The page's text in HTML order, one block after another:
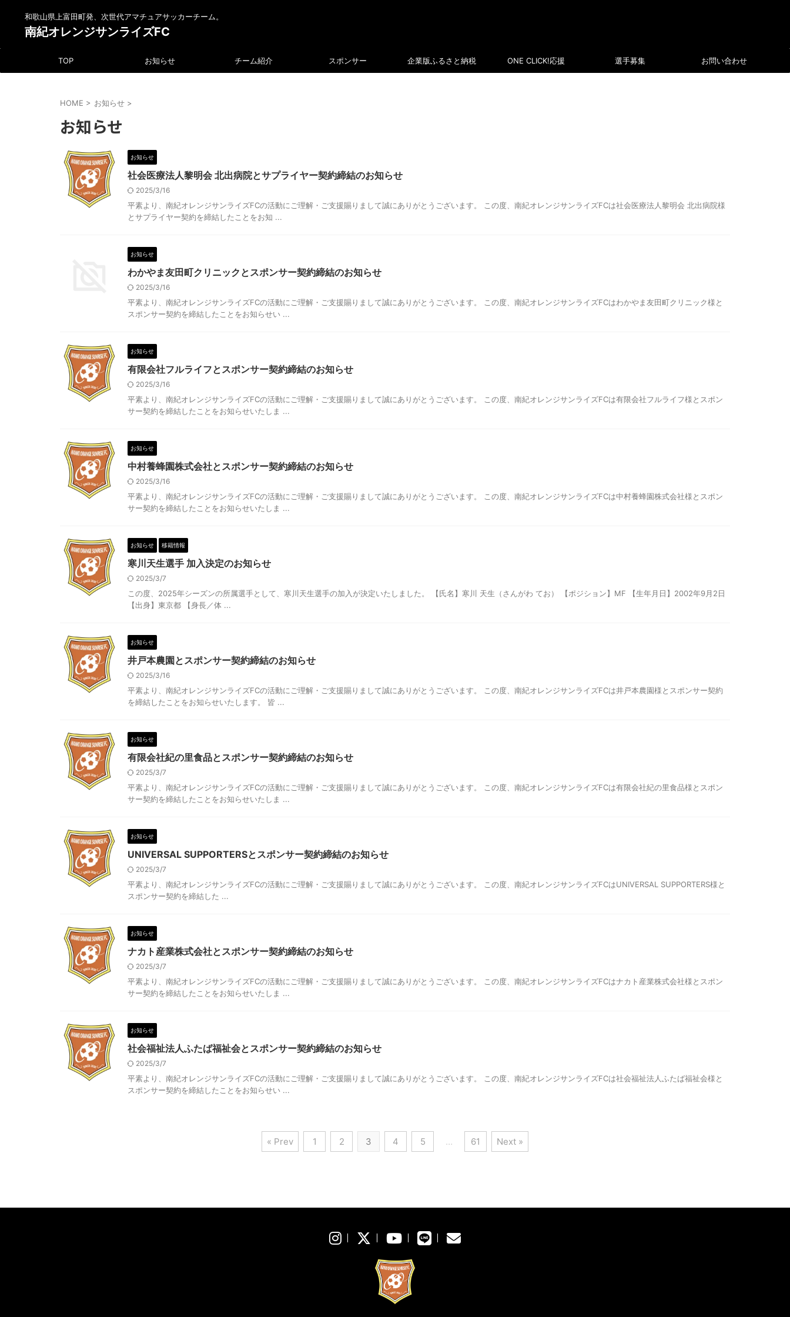
和歌山県上富田町発、次世代アマチュアサッカーチーム。
南紀オレンジサンライズFC
TOP お知らせ チーム紹介 スポンサー 企業版ふるさと納税 ONE CLICK!応援 選手募集 お問い合わせ
HOME > お知らせ >
お知らせ
お知らせ
社会医療法人黎明会 北出病院とサプライヤー契約締結のお知らせ
2025/3/16
平素より、南紀オレンジサンライズFCの活動にご理解・ご支援賜りまして誠にありがとうございます。 この度、南紀オレンジサンライズFCは社会医療法人黎明会 北出病院様
とサプライヤー契約を締結したことをお知 ...
お知らせ
わかやま友田町クリニックとスポンサー契約締結のお知らせ
2025/3/16
平素より、南紀オレンジサンライズFCの活動にご理解・ご支援賜りまして誠にありがとうございます。 この度、南紀オレンジサンライズFCはわかやま友田町クリニック様と
スポンサー契約を締結したことをお知らせい ...
お知らせ
有限会社フルライフとスポンサー契約締結のお知らせ
2025/3/16
平素より、南紀オレンジサンライズFCの活動にご理解・ご支援賜りまして誠にありがとうございます。 この度、南紀オレンジサンライズFCは有限会社フルライフ様とスポン
サー契約を締結したことをお知らせいたしま ...
お知らせ
中村養蜂園株式会社とスポンサー契約締結のお知らせ
2025/3/16
平素より、南紀オレンジサンライズFCの活動にご理解・ご支援賜りまして誠にありがとうございます。 この度、南紀オレンジサンライズFCは中村養蜂園株式会社様とスポン
サー契約を締結したことをお知らせいたしま ...
お知らせ 移籍情報
寒川天生選手 加入決定のお知らせ
2025/3/7
この度、2025年シーズンの所属選手として、寒川天生選手の加入が決定いたしました。 【氏名】寒川 天生（さんがわ てお） 【ポジション】MF 【生年月日】2002年9月2日
【出身】東京都 【身長／体 ...
お知らせ
井戸本農園とスポンサー契約締結のお知らせ
2025/3/16
平素より、南紀オレンジサンライズFCの活動にご理解・ご支援賜りまして誠にありがとうございます。 この度、南紀オレンジサンライズFCは井戸本農園様とスポンサー契約
を締結したことをお知らせいたします。 皆 ...
お知らせ
有限会社紀の里食品とスポンサー契約締結のお知らせ
2025/3/7
平素より、南紀オレンジサンライズFCの活動にご理解・ご支援賜りまして誠にありがとうございます。 この度、南紀オレンジサンライズFCは有限会社紀の里食品様とスポン
サー契約を締結したことをお知らせいたしま ...
お知らせ
UNIVERSAL SUPPORTERSとスポンサー契約締結のお知らせ
2025/3/7
平素より、南紀オレンジサンライズFCの活動にご理解・ご支援賜りまして誠にありがとうございます。 この度、南紀オレンジサンライズFCはUNIVERSAL SUPPORTERS様と
スポンサー契約を締結した ...
お知らせ
ナカト産業株式会社とスポンサー契約締結のお知らせ
2025/3/7
平素より、南紀オレンジサンライズFCの活動にご理解・ご支援賜りまして誠にありがとうございます。 この度、南紀オレンジサンライズFCはナカト産業株式会社様とスポン
サー契約を締結したことをお知らせいたしま ...
お知らせ
社会福祉法人ふたば福祉会とスポンサー契約締結のお知らせ
2025/3/7
平素より、南紀オレンジサンライズFCの活動にご理解・ご支援賜りまして誠にありがとうございます。 この度、南紀オレンジサンライズFCは社会福祉法人ふたば福祉会様と
スポンサー契約を締結したことをお知らせい ...
« Prev 1 2 3 4 5 … 61 Next »